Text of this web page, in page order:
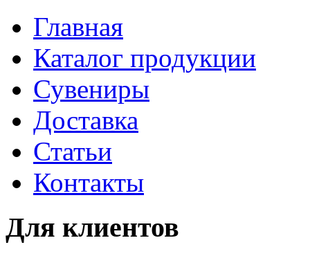
Главная
Каталог продукции
Сувениры
Доставка
Статьи
Контакты
Для клиентов